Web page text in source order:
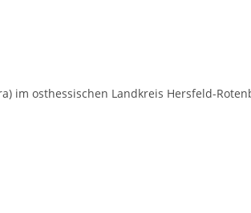
im osthessischen Landkreis Hersfeld-